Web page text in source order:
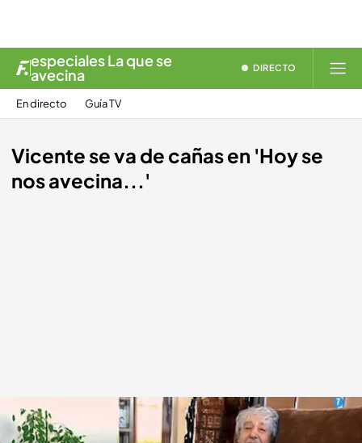
especiales La que se
avecina DIRECTO
En directo Guía TV
Vicente se va de cañas en 'Hoy se
nos avecina...'
telecinco.es